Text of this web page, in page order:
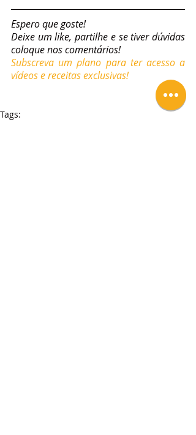
Espero que goste!
Deixe um like, partilhe e se tiver dúvidas
coloque nos comentários!
Subscreva um plano para ter acesso a
vídeos e receitas exclusivas!
Tags: